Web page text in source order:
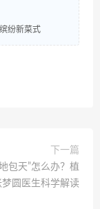
纷新菜式
下一篇
包天”怎么办？植
圆医生科学解读